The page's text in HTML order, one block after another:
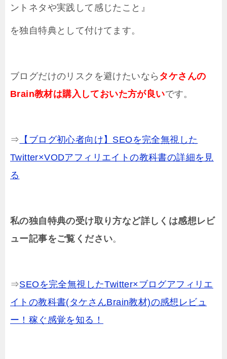
ントネタや実践して感じたこと』
を独自特典として付けてます。
ブログだけのリスクを避けたいなら タケさんの
Brain教材は購入しておいた方が良いです。
⇒ 【ブログ初心者向け】SEOを完全無視した
Twitter×VODアフィリエイトの教科書の詳細を見
る
私の独自特典の受け取り方など詳しくは感想レビ
ュー記事をご覧ください。
⇒SEOを完全無視したTwitter×ブログアフィリエ
イトの教科書(タケさんBrain教材)の感想レビュ
ー！稼ぐ感覚を知る！